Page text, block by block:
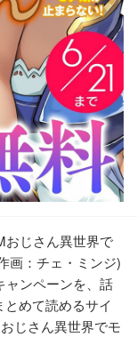
おじさん異世界で
画：チェ・ミンジ)
ャンペーンを、話
めて読めるサイ
じさん異世界でモ